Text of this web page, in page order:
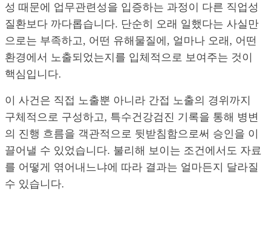
성 때문에 업무관련성을 입증하는 과정이 다른 직업성
질환보다 까다롭습니다. 단순히 오래 일했다는 사실만
으로는 부족하고, 어떤 유해물질에, 얼마나 오래, 어떤
환경에서 노출되었는지를 입체적으로 보여주는 것이
핵심입니다.
이 사건은 직접 노출뿐 아니라 간접 노출의 경위까지
구체적으로 구성하고, 특수건강검진 기록을 통해 병변
의 진행 흐름을 객관적으로 뒷받침함으로써 승인을 이
끌어낼 수 있었습니다. 불리해 보이는 조건에서도 자료
를 어떻게 엮어내느냐에 따라 결과는 얼마든지 달라질
수 있습니다.